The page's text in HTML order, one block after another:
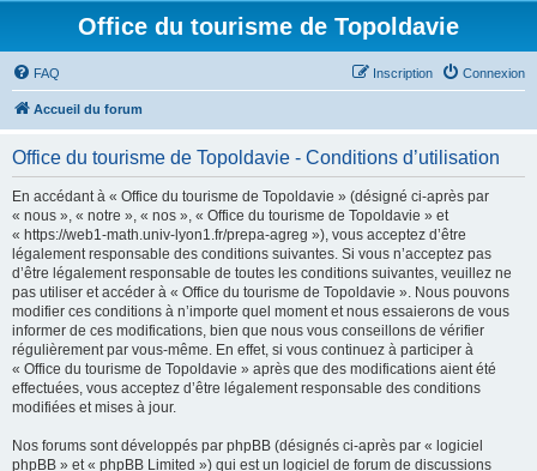
Office du tourisme de Topoldavie
FAQ Connexion
Inscription
Accueil du forum
Office du tourisme de Topoldavie - Conditions d’utilisation
En accédant à « Office du tourisme de Topoldavie » (désigné ci-après par
« nous », « notre », « nos », « Office du tourisme de Topoldavie » et
« https://web1-math.univ-lyon1.fr/prepa-agreg »), vous acceptez d’être
légalement responsable des conditions suivantes. Si vous n’acceptez pas
d’être légalement responsable de toutes les conditions suivantes, veuillez ne
pas utiliser et accéder à « Office du tourisme de Topoldavie ». Nous pouvons
modifier ces conditions à n’importe quel moment et nous essaierons de vous
informer de ces modifications, bien que nous vous conseillons de vérifier
régulièrement par vous-même. En effet, si vous continuez à participer à
« Office du tourisme de Topoldavie » après que des modifications aient été
effectuées, vous acceptez d’être légalement responsable des conditions
modifiées et mises à jour.
Nos forums sont développés par phpBB (désignés ci-après par « logiciel
phpBB » et « phpBB Limited ») qui est un logiciel de forum de discussions